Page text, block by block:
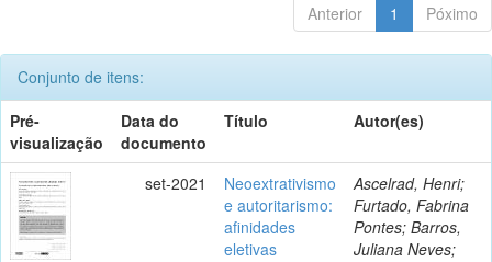
Anterior 1 Póximo
Conjunto de itens:
Pré-
visualização
Data do
documento
Título Autor(es)
set-2021
Neoextrativismo
e autoritarismo:
afinidades
eletivas
Ascelrad, Henri;
Furtado, Fabrina
Pontes; Barros,
Juliana Neves;